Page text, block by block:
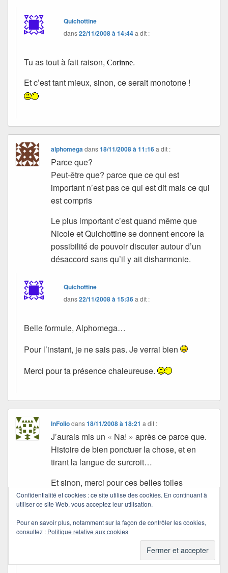
Quichottine
dans22/11/2008 à 14:44a dit :
Tu as tout à fait raison, Corinne.
Et c’est tant mieux, sinon, ce serait monotone !
alphomegadans18/11/2008 à 11:16 a dit :
Parce que?
Peut-être que? parce que ce qui est
important n’est pas ce qui est dit mais ce qui
est compris
Le plus important c’est quand même que
Nicole et Quichottine se donnent encore la
possibilité de pouvoir discuter autour d’un
désaccord sans qu’il y ait disharmonie.
Quichottine
dans22/11/2008 à 15:36a dit :
Belle formule, Alphomega…
Pour l’instant, je ne sais pas. Je verrai bien
Merci pour ta présence chaleureuse.
InFoliodans18/11/2008 à 18:21 a dit :
J’aurais mis un « Na! » après ce parce que.
Histoire de bien ponctuer la chose, et en
tirant la langue de surcroit…
Et sinon, merci pour ces belles toiles
impressionnistes. je m’y connais assez peu,
mais ce sont mes peintres préférés.
Quichottine
a dit :
Confidentialité et cookies : ce site utilise des cookies. En continuant à
utiliser ce site Web, vous acceptez leur utilisation.
Pour en savoir plus, notamment sur la façon de contrôler les cookies,
consultez : Politique relative aux cookies